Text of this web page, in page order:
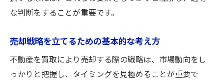
不動産買取契約時のポイントと注意事項
ン術
迅速な売却を後押しする効果的な不動産買取準
備
な判断をすることが重要です。
売却戦略を立てるための基本的な考え方
不動産を買取により売却する際の戦略は、市場動向をし
っかりと把握し、タイミングを見極めることが重要で